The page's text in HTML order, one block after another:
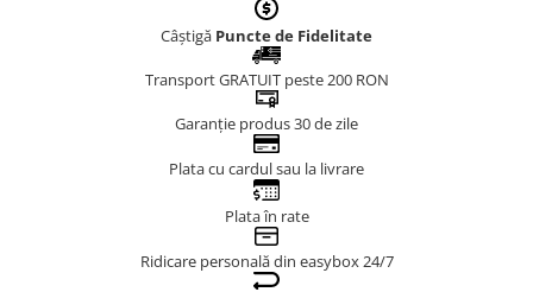
Câștigă Puncte de Fidelitate
Transport GRATUIT peste 200 RON
Garanție produs 30 de zile
Plata cu cardul sau la livrare
Plata în rate
Ridicare personală din easybox 24/7